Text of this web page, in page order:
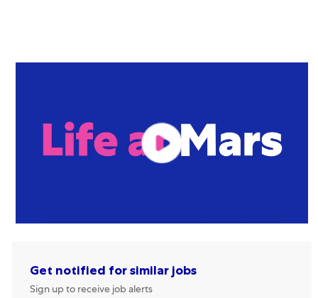
Get notified for similar jobs
Sign up to receive job alerts